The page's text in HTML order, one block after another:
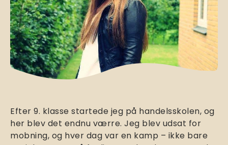
Efter 9. klasse startede jeg på handelsskolen, og
her blev det endnu værre. Jeg blev udsat for
mobning, og hver dag var en kamp – ikke bare